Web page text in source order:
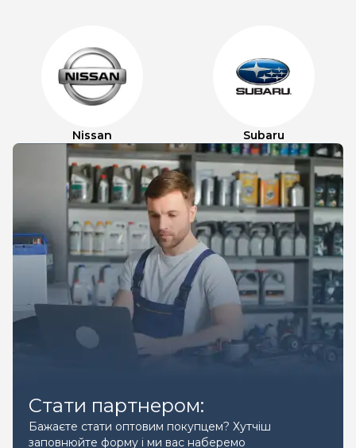
Nissan Subaru
Стати партнером:
Бажаєте стати оптовим покупцем? Хутчіш
заповнюйте форму і ми вас наберемо